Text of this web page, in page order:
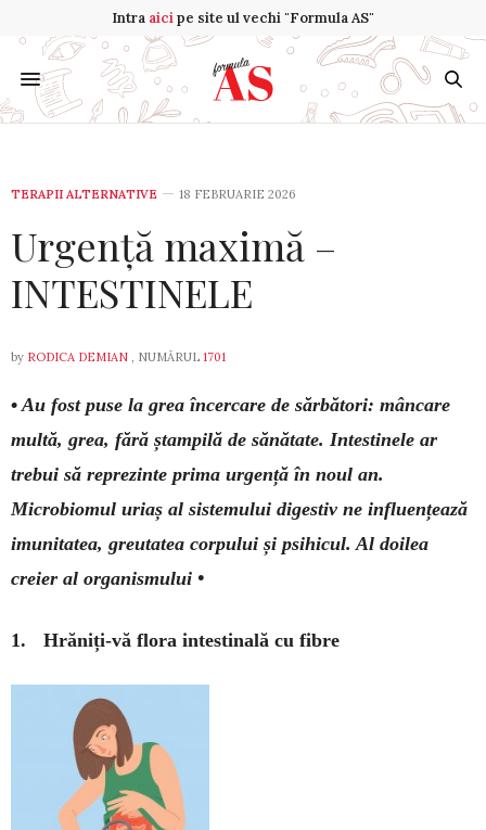
Intra aicipe site ul vechi "Formula AS"
TERAPII ALTERNATIVE 18 FEBRUARIE 2026
Urgență maximă –
INTESTINELE
by RODICA DEMIAN , NUMĂRUL 1701
•Au fost puse la grea încercare de sărbători: mâncare
mul­tă, grea, fără ștampilă de sănătate. Intestinele ar
trebui să reprezinte prima urgență în noul an.
Microbiomul uriaș al sis­temului digestiv ne influențează
imunitatea, greu­tatea corpului și psihicul. Al doilea
creier al orga­nismului •
1. Hrăniți-vă flora intestinală cu fibre